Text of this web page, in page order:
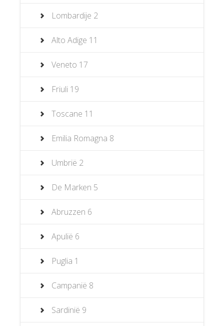
Lombardije 2
Alto Adige 11
Veneto 17
Friuli 19
Toscane 11
Emilia Romagna 8
Umbrië 2
De Marken 5
Abruzzen 6
Apulië 6
Puglia 1
Campanië 8
Sardinië 9